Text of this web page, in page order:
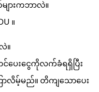
ျားကဘာလဲ။
။
။
ပေးငွေကိုလက်ခံရရှိပြီး
လိမ့်မည်။ တိကျသောပေး